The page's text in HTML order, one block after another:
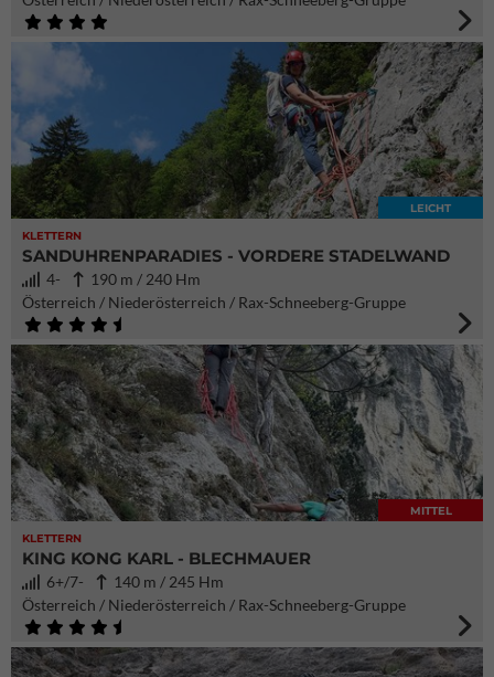
KLETTERN
LEICHT
SANDUHRENPARADIES - VORDERE STADELWAND
4-
190 m / 240 Hm
Österreich / Niederösterreich / Rax-Schneeberg-Gruppe
KLETTERN
MITTEL
KING KONG KARL - BLECHMAUER
6+/7-
140 m / 245 Hm
Österreich / Niederösterreich / Rax-Schneeberg-Gruppe